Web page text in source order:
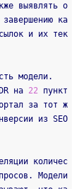
выявлять о
ка
и их тек
на 22 пункт
за тот ж
из SEO
количес
Модели